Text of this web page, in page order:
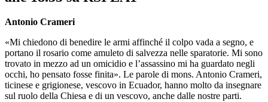
Antonio Crameri
«Mi chiedono di benedire le armi affinché il colpo vada a segno, e
portano il rosario come amuleto di salvezza nelle sparatorie. Mi sono
trovato in mezzo ad un omicidio e l’assassino mi ha guardato negli
occhi, ho pensato fosse finita». Le parole di mons. Antonio Crameri,
ticinese e grigionese, vescovo in Ecuador, hanno molto da insegnare
sul ruolo della Chiesa e di un vescovo, anche dalle nostre parti.